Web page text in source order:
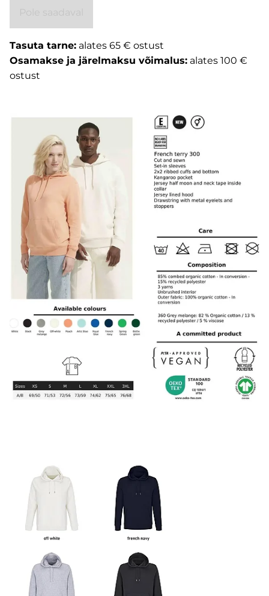
Tasuta tarne: alates 65 € ostust
Osamakse ja järelmaksu võimalus: alates 100 €
ostust